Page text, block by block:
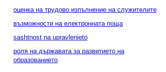
оценка на трудово изпълнение на служителите
възможности на електронната поща
sashtnost na upravlenieto
роля на държавата за развитието на
образованието